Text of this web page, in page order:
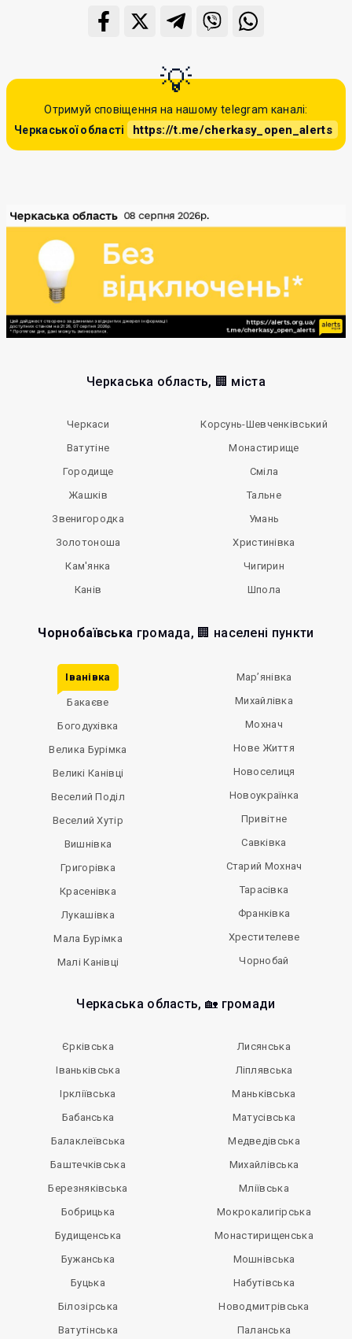
Отримуй сповіщення на нашому telegram каналі:
Черкаської області
https://t.me/cherkasy_open_alerts
Черкаська область, 🏢 міста
Черкаси
Ватутіне
Городище
Жашків
Звенигородка
Золотоноша
Кам'янка
Канів
Корсунь-Шевченківський
Монастирище
Сміла
Тальне
Умань
Христинівка
Чигирин
Шпола
Чорнобаївська громада, 🏢 населені пункти
Іванівка
Бакаєве
Богодухівка
Велика Бурімка
Великі Канівці
Веселий Поділ
Веселий Хутір
Вишнівка
Григорівка
Красенівка
Лукашівка
Мала Бурімка
Малі Канівці
Мар’янівка
Михайлівка
Мохнач
Нове Життя
Новоселиця
Новоукраїнка
Привітне
Савківка
Старий Мохнач
Тарасівка
Франківка
Хрестителеве
Чорнобай
Черкаська область, 🏡 громади
Єрківська
Іваньківська
Іркліївська
Бабанська
Балаклеївська
Баштечківська
Березняківська
Бобрицька
Будищенська
Бужанська
Буцька
Білозірська
Ватутінська
Лисянська
Ліплявська
Маньківська
Матусівська
Медведівська
Михайлівська
Мліївська
Мокрокалигірська
Монастирищенська
Мошнівська
Набутівська
Новодмитрівська
Паланська